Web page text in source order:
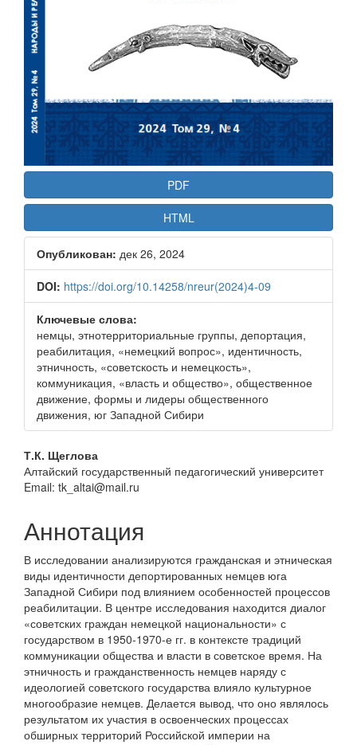
PDF
HTML
Опубликован: дек 26, 2024
DOI: https://doi.org/10.14258/nreur(2024)4-09
Ключевые слова:
немцы, этнотерриториальные группы, депортация,
реабилитация, «немецкий вопрос», идентичность,
этничность, «советскость и немецкость»,
коммуникация, «власть и общество», общественное
движение, формы и лидеры общественного
движения, юг Западной Сибири
Основное
содержание
Т.К. Щеглова
Алтайский государственный педагогический университет
Email: tk_altai@mail.ru
Аннотация
В исследовании анализируются гражданская и этническая
виды идентичности депортированных немцев юга
Западной Сибири под влиянием особенностей процессов
реабилитации. В центре исследования находится диалог
«советских граждан немецкой национальности» с
государством в 1950-1970-е гг. в контексте традиций
коммуникации общества и власти в советское время. На
этничность и гражданственность немцев наряду с
идеологией советского государства влияло культурное
многообразие немцев. Делается вывод, что оно являлось
результатом их участия в освоенческих процессах
обширных территорий Российской империи на